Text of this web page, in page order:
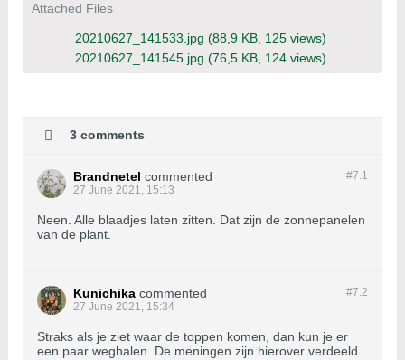
Attached Files
20210627_141533.jpg (88,9 KB, 125 views)
20210627_141545.jpg (76,5 KB, 124 views)
3 comments
#7.1
Brandnetel commented
27 June 2021, 15:13
Neen. Alle blaadjes laten zitten. Dat zijn de zonnepanelen
van de plant.
#7.2
Kunichika commented
27 June 2021, 15:34
Straks als je ziet waar de toppen komen, dan kun je er
een paar weghalen. De meningen zijn hierover verdeeld.